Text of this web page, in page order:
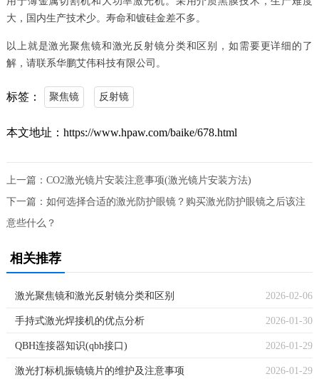
大，国内生产技术少。寿命和镀硅金差不多。
以上就是激光聚焦镜和激光反射镜分类和区别，如需要更详细的了
解，请联系华鹏艾伟科技有限公司。
标签： 聚焦镜 反射镜
本文地址：https://www.hpaw.com/baike/678.html
上一篇： CO2激光镜片安装注意事项(激光镜片安装方法)
下一篇： 如何选择合适的激光防护眼镜？购买激光防护眼镜之后该注
意些什么？
相关推荐
2026-02-06
激光聚焦镜和激光反射镜分类和区别
2026-01-30
手持式激光焊接机的优点分析
2026-01-29
QBH连接器知识(qbh接口)
2026-01-29
激光打标机振镜镜片的维护及注意事项